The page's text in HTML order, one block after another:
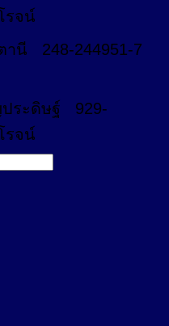
รจน์
านี 248-244951-7
ประดิษฐ์ 929-
รจน์